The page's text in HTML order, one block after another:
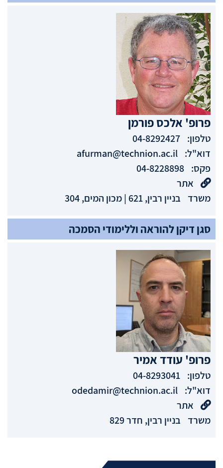
פרופ' אלכספורמן
טלפון: 04-8292427
דוא"ל: afurman@technion.ac.il
פקס:
אתר
משרד
בניין רבין, 621 | מכון המים, 304
סגן דיקן להוראה וללימודי הסמכה
פרופ' עודדאמיר
טלפון: 04-8293041
דוא"ל: odedamir@technion.ac.il
אתר
משרד
בניין רבין, חדר 829